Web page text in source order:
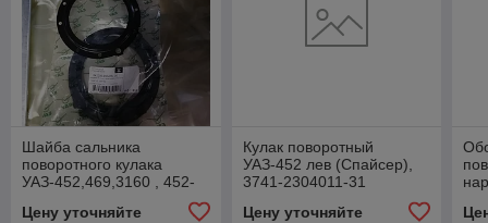
Шайба сальника
поворотного кулака
УАЗ-452,469,3160 , 452-
Цену уточняйте
Кулак поворотный
УАЗ-452 лев (Спайсер),
3741-2304011-31
Цену уточняйте